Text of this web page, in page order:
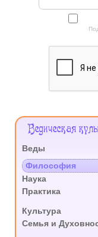
Меню
Ведическая
Веды
.
Философия
Наука
Практика
Культура
Семья и